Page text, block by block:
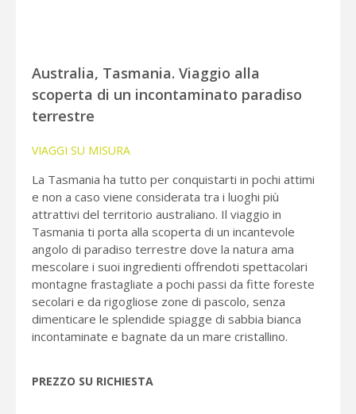
Australia, Tasmania. Viaggio alla
scoperta di un incontaminato paradiso
terrestre
VIAGGI SU MISURA
La Tasmania ha tutto per conquistarti in pochi attimi
e non a caso viene considerata tra i luoghi più
attrattivi del territorio australiano. Il viaggio in
Tasmania ti porta alla scoperta di un incantevole
angolo di paradiso terrestre dove la natura ama
mescolare i suoi ingredienti offrendoti spettacolari
montagne frastagliate a pochi passi da fitte foreste
secolari e da rigogliose zone di pascolo, senza
dimenticare le splendide spiagge di sabbia bianca
incontaminate e bagnate da un mare cristallino.
PREZZO SU RICHIESTA